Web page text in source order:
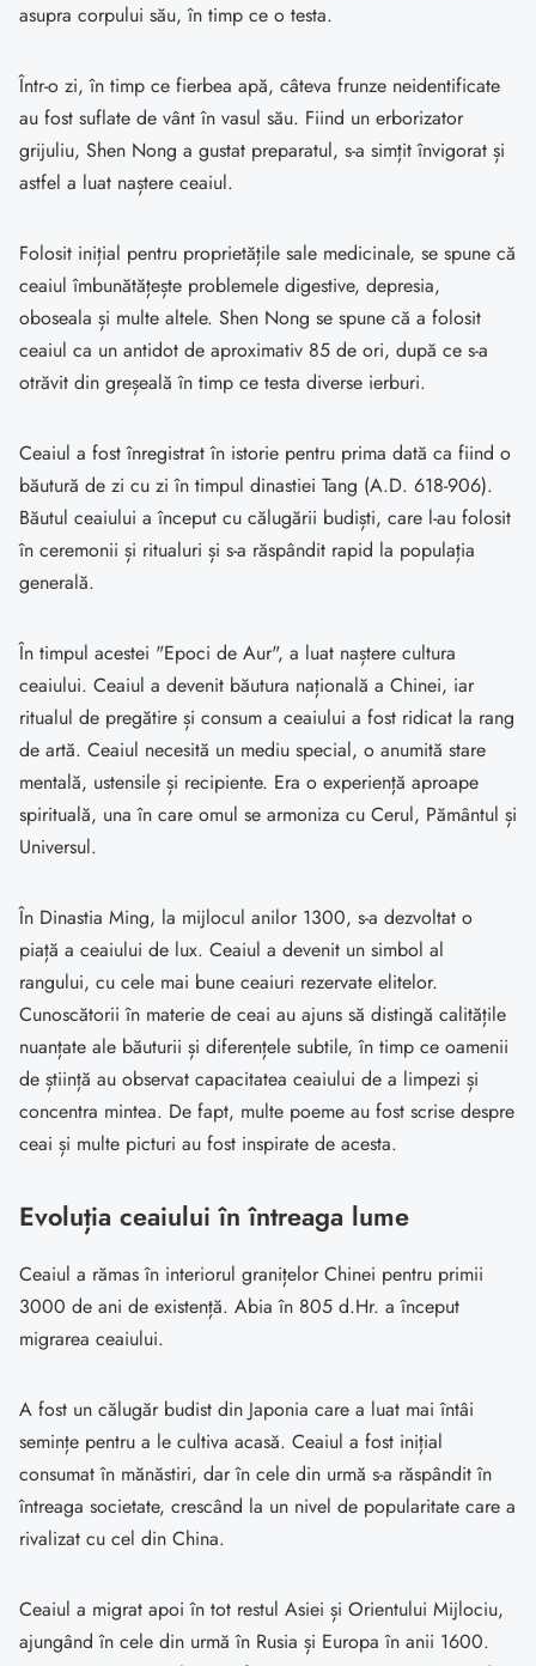
asupra corpului său, în timp ce o testa.
Într-o zi, în timp ce fierbea apă, câteva frunze neidentificate
au fost suflate de vânt în vasul său. Fiind un erborizator
grijuliu, Shen Nong a gustat preparatul, s-a simțit învigorat și
astfel a luat naștere ceaiul.
Folosit inițial pentru proprietățile sale medicinale, se spune că
ceaiul îmbunătățește problemele digestive, depresia,
oboseala și multe altele. Shen Nong se spune că a folosit
ceaiul ca un antidot de aproximativ 85 de ori, după ce s-a
otrăvit din greșeală în timp ce testa diverse ierburi.
Ceaiul a fost înregistrat în istorie pentru prima dată ca fiind o
băutură de zi cu zi în timpul dinastiei Tang (A.D. 618-906).
Băutul ceaiului a început cu călugării budiști, care l-au folosit
în ceremonii și ritualuri și s-a răspândit rapid la populația
generală.
În timpul acestei "Epoci de Aur", a luat naștere cultura
ceaiului. Ceaiul a devenit băutura națională a Chinei, iar
ritualul de pregătire și consum a ceaiului a fost ridicat la rang
de artă. Ceaiul necesită un mediu special, o anumită stare
mentală, ustensile și recipiente. Era o experiență aproape
spirituală, una în care omul se armoniza cu Cerul, Pământul și
Universul.
În Dinastia Ming, la mijlocul anilor 1300, s-a dezvoltat o
piață a ceaiului de lux. Ceaiul a devenit un simbol al
rangului, cu cele mai bune ceaiuri rezervate elitelor.
Cunoscătorii în materie de ceai au ajuns să distingă calitățile
nuanțate ale băuturii și diferențele subtile, în timp ce oamenii
de știință au observat capacitatea ceaiului de a limpezi și
concentra mintea. De fapt, multe poeme au fost scrise despre
ceai și multe picturi au fost inspirate de acesta.
Evoluția ceaiului în întreaga lume
Ceaiul a rămas în interiorul granițelor Chinei pentru primii
3000 de ani de existență. Abia în 805 d.Hr. a început
migrarea ceaiului.
A fost un călugăr budist din Japonia care a luat mai întâi
semințe pentru a le cultiva acasă. Ceaiul a fost inițial
consumat în mănăstiri, dar în cele din urmă s-a răspândit în
întreaga societate, crescând la un nivel de popularitate care a
rivalizat cu cel din China.
Ceaiul a migrat apoi în tot restul Asiei și Orientului Mijlociu,
ajungând în cele din urmă în Rusia și Europa în anii 1600.